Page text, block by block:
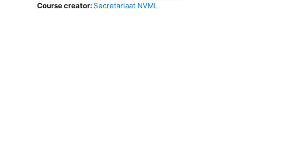
Course creator: Secretariaat NVML